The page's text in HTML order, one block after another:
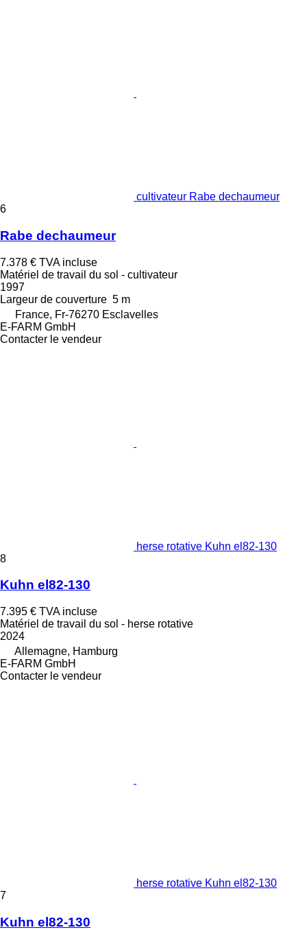
cultivateur Rabe dechaumeur
6
Rabe dechaumeur
7.378 € TVA incluse
Matériel de travail du sol - cultivateur
1997
Largeur de couverture 5 m
France, Fr-76270 Esclavelles
E-FARM GmbH
Contacter le vendeur
herse rotative Kuhn el82-130
8
Kuhn el82-130
7.395 € TVA incluse
Matériel de travail du sol - herse rotative
2024
Allemagne, Hamburg
E-FARM GmbH
Contacter le vendeur
herse rotative Kuhn el82-130
7
Kuhn el82-130